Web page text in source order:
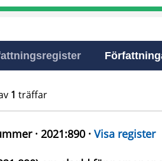
1 träffar
· 2021:890 · Visa register